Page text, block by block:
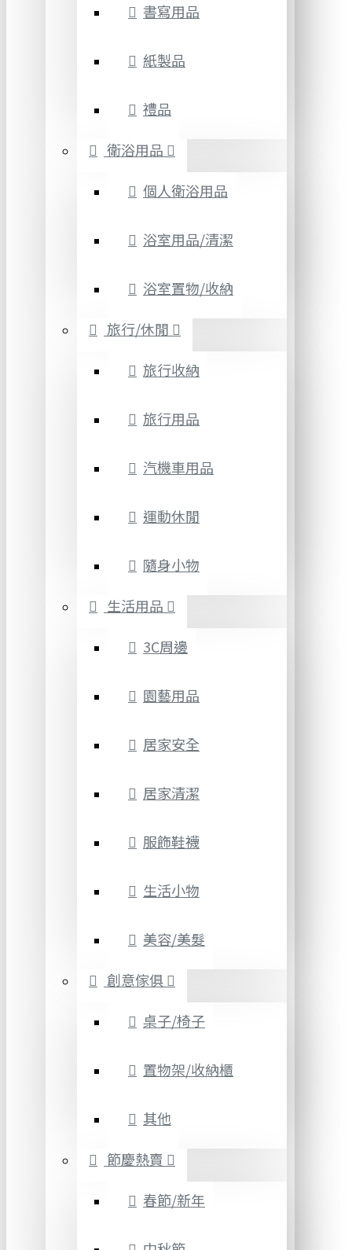
書寫用品
紙製品
禮品
衛浴用品
個人衛浴用品
浴室用品/清潔
浴室置物/收納
旅行/休閒
旅行收納
旅行用品
汽機車用品
運動休閒
隨身小物
生活用品
3C周邊
園藝用品
居家安全
居家清潔
服飾鞋襪
生活小物
美容/美髮
創意傢俱
桌子/椅子
置物架/收納櫃
其他
節慶熱賣
春節/新年